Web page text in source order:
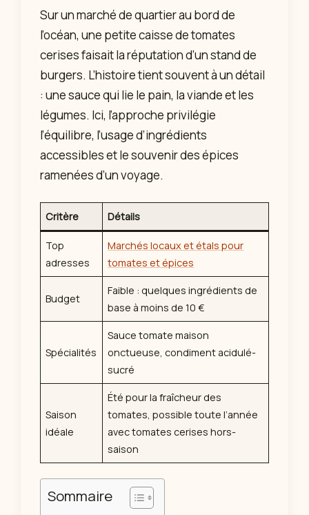
Sur un marché de quartier au bord de
l’océan, une petite caisse de tomates
cerises faisait la réputation d’un stand de
burgers. L’histoire tient souvent à un détail
: une sauce qui lie le pain, la viande et les
légumes. Ici, l’approche privilégie
l’équilibre, l’usage d’ingrédients
accessibles et le souvenir des épices
ramenées d’un voyage.
Critère Détails
Top
adresses
Marchés locaux et étals pour
tomates et épices
Budget
Faible : quelques ingrédients de
base à moins de 10 €
Spécialités
Sauce tomate maison
onctueuse, condiment acidulé-
sucré
Saison
idéale
Été pour la fraîcheur des
tomates, possible toute l’année
avec tomates cerises hors-
saison
Sommaire